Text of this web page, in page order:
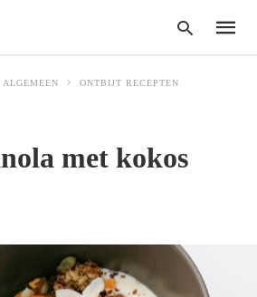
ALGEMEEN ONTBIJT RECEPTEN
met kokos